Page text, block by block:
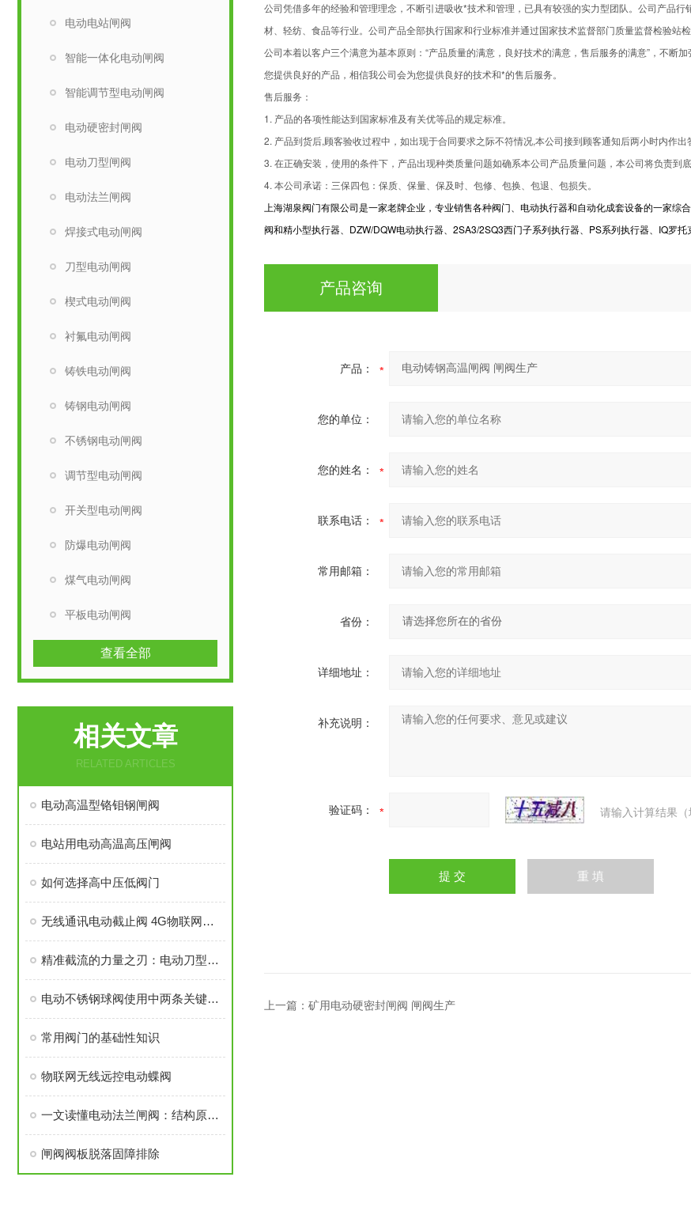
电动电站闸阀
智能一体化电动闸阀
智能调节型电动闸阀
电动硬密封闸阀
电动刀型闸阀
电动法兰闸阀
焊接式电动闸阀
刀型电动闸阀
楔式电动闸阀
衬氟电动闸阀
铸铁电动闸阀
铸钢电动闸阀
不锈钢电动闸阀
调节型电动闸阀
开关型电动闸阀
防爆电动闸阀
煤气电动闸阀
平板电动闸阀
查看全部
相关文章
RELATED ARTICLES
电动高温型铬钼钢闸阀
电站用电动高温高压闸阀
如何选择高中压低阀门
无线通讯电动截止阀 4G物联网云平台系统方案
精准截流的力量之刃：电动刀型闸阀的工业进化论
电动不锈钢球阀使用中两条关键原则
常用阀门的基础性知识
物联网无线远控电动蝶阀
一文读懂电动法兰闸阀：结构原理与应用场景
闸阀阀板脱落固障排除
公司凭借多年的经验和管理理念，不断引进吸收*技术和管理，已具有较强的实力型团队。公司产品
材、轻纺、食品等行业。公司产品全部执行国家和行业标准并通过国家技术监督部门质量监督检验站检
公司本着以客户三个满意为基本原则：“产品质量的满意，良好技术的满意，售后服务的满意”，不
您提供良好的产品，相信我公司会为您提供良好的技术和*的售后服务。
售后服务：
1. 产品的各项性能达到国家标准及有关优等品的规定标准。
2. 产品到货后,顾客验收过程中，如出现于合同要求之际不符情况,本公司接到顾客通知后两小时内作出
3. 在正确安装，使用的条件下，产品出现种类质量问题如确系本公司产品质量问题，本公司将负责到
4. 本公司承诺：三保四包：保质、保量、保及时、包修、包换、包退、包损失。
上海湖泉阀门有限公司是一家老牌企业，专业销售各种阀门、电动执行器和自动化成套设备的一家
阀和精小型执行器、DZW/DQW电动执行器、2SA3/2SQ3西门子系列执行器、PS系列执行器、IQ罗
产品咨询
产品：
您的单位：
您的姓名：
联系电话：
常用邮箱：
省份：
详细地址：
补充说明：
验证码： 请输入计算结果
上一篇： 矿用电动硬密封闸阀 闸阀生产